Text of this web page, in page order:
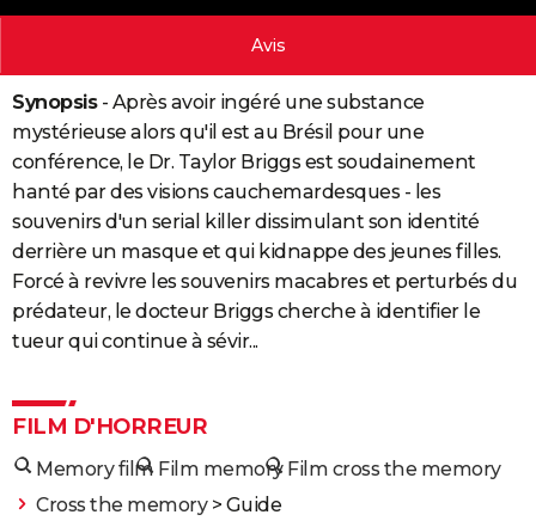
GUIDES D'ACHAT
BONS PLANS
CARTE DE VOEUX
Carte de Noël
Carte Bonne année
Carte Saint-Valentin
Carte Pâques
Carte d'anniversaire
DICTIONNAIRE
PROGRAMME TV
COPAINS D'AVANT
FORUM
Bricolage
Lifestyle
Culture
Sport
Auto
Television
Voyage
Cinema
Avis
Synopsis- Après avoir ingéré une substance
mystérieuse alors qu'il est au Brésil pour une
conférence, le Dr. Taylor Briggs est soudainement
hanté par des visions cauchemardesques - les
souvenirs d'un serial killer dissimulant son identité
derrière un masque et qui kidnappe des jeunes filles.
Forcé à revivre les souvenirs macabres et perturbés du
prédateur, le docteur Briggs cherche à identifier le
tueur qui continue à sévir...
FILM D'HORREUR
Memory film Film memory Film cross the memory
Cross the memory> Guide